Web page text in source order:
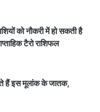
को नौकरी में हो सकती है
टैरो राशिफल
हैं इस मूलांक के जातक,